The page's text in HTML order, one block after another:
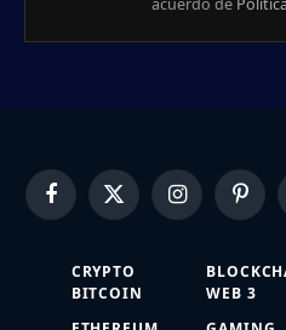
acuerdo de
FacebookX
(Twitter)
Instagram
CRYPTO
BITCOIN
WEB 3